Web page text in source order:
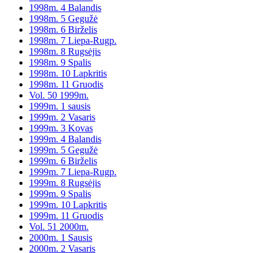
1998m. 4 Balandis
1998m. 5 Gegužė
1998m. 6 Birželis
1998m. 7 Liepa-Rugp.
1998m. 8 Rugsėjis
1998m. 9 Spalis
1998m. 10 Lapkritis
1998m. 11 Gruodis
Vol. 50 1999m.
1999m. 1 sausis
1999m. 2 Vasaris
1999m. 3 Kovas
1999m. 4 Balandis
1999m. 5 Gegužė
1999m. 6 Birželis
1999m. 7 Liepa-Rugp.
1999m. 8 Rugsėjis
1999m. 9 Spalis
1999m. 10 Lapkritis
1999m. 11 Gruodis
Vol. 51 2000m.
2000m. 1 Sausis
2000m. 2 Vasaris